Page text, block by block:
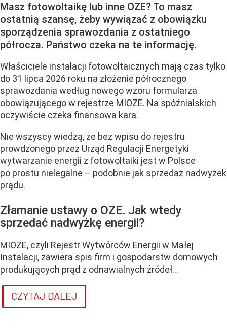
Masz fotowoltaikę lub inne OZE? To masz
ostatnią szansę, żeby wywiązać z obowiązku
sporządzenia sprawozdania z ostatniego
półrocza. Państwo czeka na te informację.
Właściciele instalacji fotowoltaicznych mają czas tylko
do 31 lipca 2026 roku na złożenie półrocznego
sprawozdania według nowego wzoru formularza
obowiązującego w rejestrze MIOZE. Na spóźnialskich
oczywiście czeka finansowa kara.
Nie wszyscy wiedzą, że bez wpisu do rejestru
prowdzonego przez Urząd Regulacji Energetyki
wytwarzanie energii z fotowoltaiki jest w Polsce
po prostu nielegalne – podobnie jak sprzedaż nadwyżek
prądu.
Złamanie ustawy o OZE. Jak wtedy
sprzedać nadwyżkę energii?
MIOZE, czyli Rejestr Wytwórców Energii w Małej
Instalacji, zawiera spis firm i gospodarstw domowych
produkujących prąd z odnawialnych źródeł...
CZYTAJ DALEJ